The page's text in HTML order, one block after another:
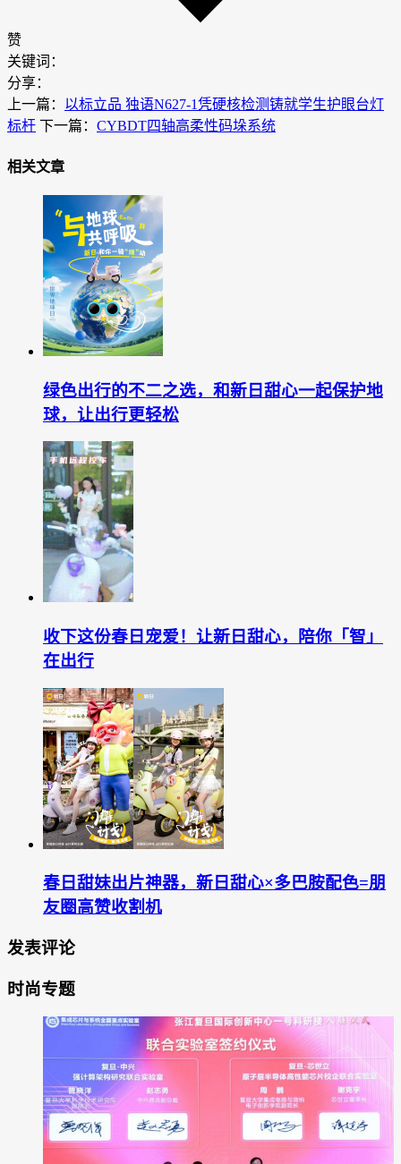
赞
关键词：
分享：
上一篇： 以标立品 独语N627-1凭硬核检测铸就学生护眼台灯
标杆 下一篇： CYBDT四轴高柔性码垛系统
相关文章
绿色出行的不二之选，和新日甜心一起保护地
球，让出行更轻松
收下这份春日宠爱！让新日甜心，陪你「智」
在出行
春日甜妹出片神器，新日甜心×多巴胺配色=朋
友圈高赞收割机
发表评论
时尚专题